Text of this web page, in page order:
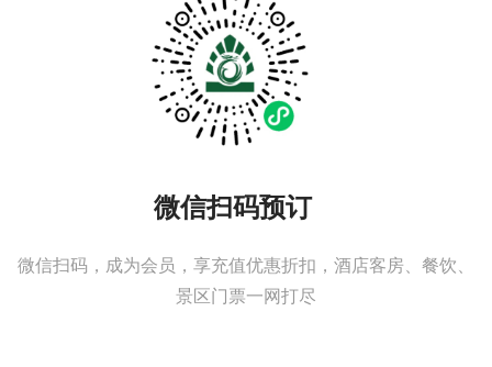
微信扫码预订
微信扫码，成为会员，享充值优惠折扣，酒店客房、餐饮、
景区门票一网打尽